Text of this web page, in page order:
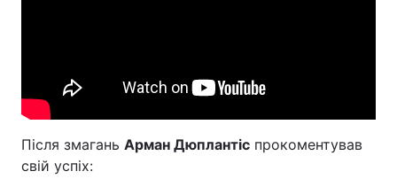
Після змагань Арман Дюплантіс прокоментував
свій успіх: